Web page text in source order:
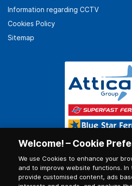
Information regarding CCTV
Cookies Policy
Sitemap
Welcome! – Cookie
We use Cookies to enhance your
and to improve website functions. In
provide customised content, ads